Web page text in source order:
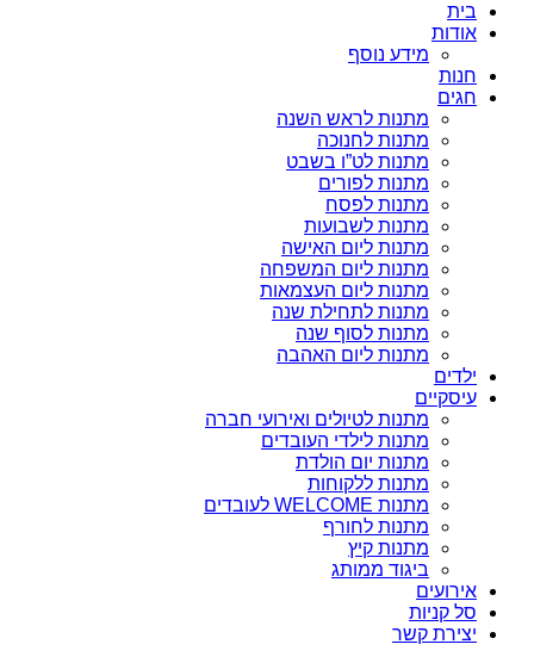
בית
אודות
מידע נוסף
חנות
חגים
מתנות לראש השנה
מתנות לחנוכה
מתנות לט”ו בשבט
מתנות לפורים
מתנות לפסח
מתנות לשבועות
מתנות ליום האישה
מתנות ליום המשפחה
מתנות ליום העצמאות
מתנות לתחילת שנה
מתנות לסוף שנה
מתנות ליום האהבה
ילדים
עיסקיים
מתנות לטיולים ואירועי חברה
מתנות לילדי העובדים
מתנות יום הולדת
מתנות ללקוחות
מתנות WELCOME לעובדים
מתנות לחורף
מתנות קיץ
ביגוד ממותג
אירועים
סל קניות
יצירת קשר